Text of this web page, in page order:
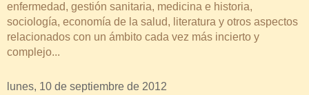
enfermedad, gestión sanitaria, medicina e historia,
sociología, economía de la salud, literatura y otros aspectos
relacionados con un ámbito cada vez más incierto y
complejo...
lunes, 10 de septiembre de 2012